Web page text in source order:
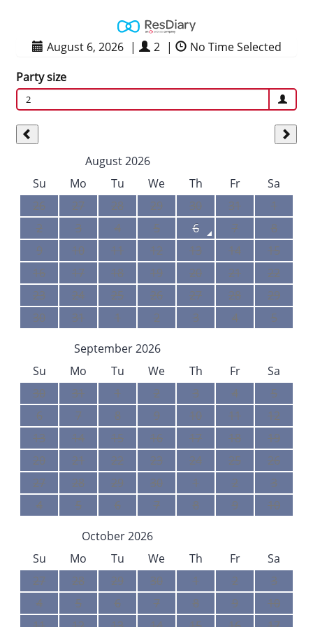
August 6, 2026 | 2 |
No Time Selected
Party size
2
August 2026
Su
Mo Tu We Th Fr
Sa
26
27 28 29 30 31
1
2
3 4 5 6 7
8
9
10 11 12 13 14
15
16
17 18 19 20 21
22
23
24 25 26 27 28
29
30
31 1 2 3 4
5
September 2026
Su
Mo Tu We Th Fr
Sa
30
31 1 2 3 4
5
6
7 8 9 10 11
12
13
14 15 16 17 18
19
20
21 22 23 24 25
26
27
28 29 30 1 2
3
4
5 6 7 8 9
10
October 2026
Su
Mo Tu We Th Fr
Sa
27
28 29 30 1 2
3
4
5 6 7 8 9
10